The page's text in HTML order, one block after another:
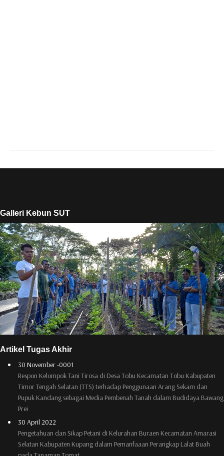
Galleri Kebun SUT
Artikel Tugas Akhir
30 November -0001
Respon Kelompok Tani Tirosa di Desa Tobu Kecamatan Tobu Kabupaten
Timor Tengah Selatan (TTS) terhadap Penggunaan Arang Sekam dan
Pupuk Kandang sebagai Media Pembenah Tanah dalam Budidaya Bawang
Prei
30 April 2022
Pengetahuan dan Sikap Petani di Kelurahan Buraen Kecamatan Amarasi
Selatan Kabupaten Kupang dalam Pemanfaaan Perangkap Lalat Buah